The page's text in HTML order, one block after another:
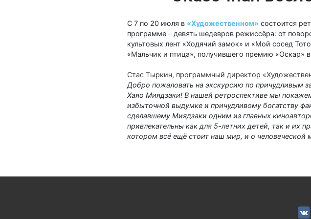
С 7 по 20 июля в «Художественном» состоится
программе – девять шедевров режиссёра: от
культовых лент «Ходячий замок» и «Мой сосед
«Мальчик и птица», получившего премию «Оскар»
Стас Тыркин, программный директор
Добро пожаловать на экскурсию по причудливым
Хаяо Миядзаки! В нашей ретроспективе мы
избыточной выдумке и причудливому богатству
сделавшему Миядзаки одним из главных
привлекательны как для 5-летних детей, так и их
котором всё ещё стоит наш мир, и о человеческой